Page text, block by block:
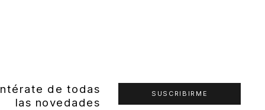
de todas
las novedades
SUSCRIBIRME